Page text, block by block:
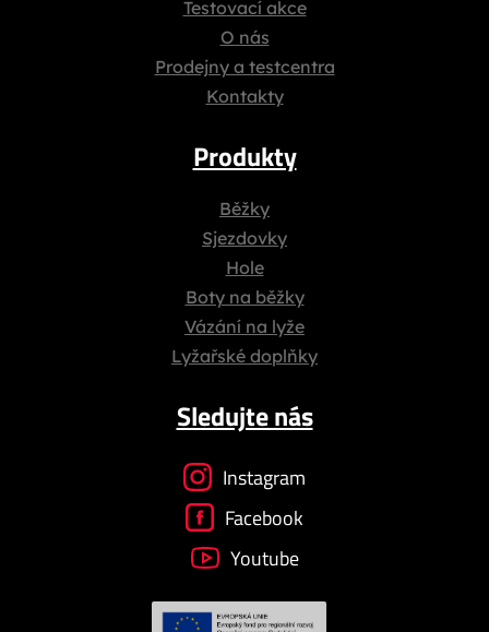
Testovací akce
O nás
Prodejny a testcentra
Kontakty
Produkty
Běžky
Sjezdovky
Hole
Boty na běžky
Vázání na lyže
Lyžařské doplňky
Sledujte nás
Instagram
Facebook
Youtube